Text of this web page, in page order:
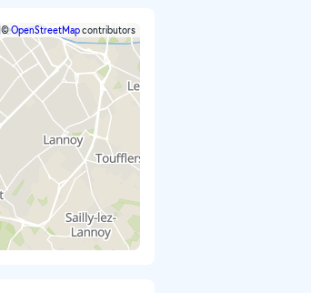
©OpenStreetMapcontributors